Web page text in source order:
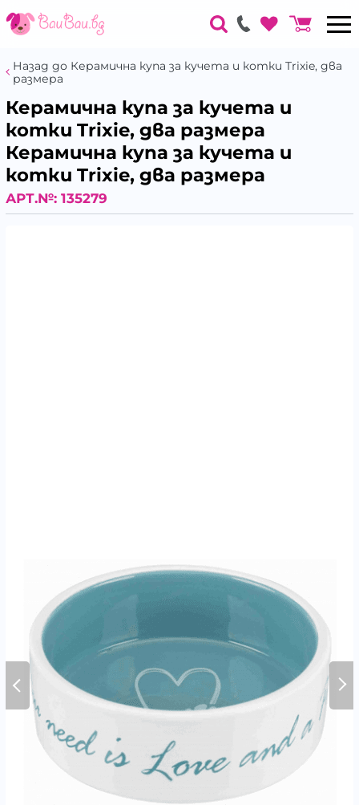
Назад до Керамична купа за кучета и котки Trixie, два
размера
Керамична купа за кучета и
котки Trixie, два размера
Керамична купа за кучета и
котки Trixie, два размера
АРТ.№: 135279